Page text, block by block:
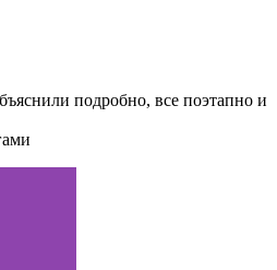
подробно, все поэтапно и